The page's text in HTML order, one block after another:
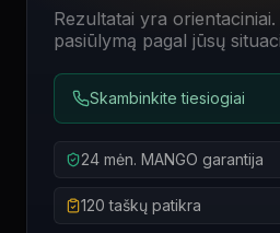
Rezultatai yra
pasiūlymą pagal jūsų
Skambinkite tiesiogiai
24 mėn. MANGO garantija
120 taškų patikra